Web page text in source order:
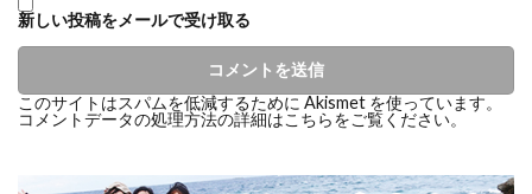
新しい投稿をメールで受け取る
このサイトはスパムを低減するために Akismet を使っています。
コメントデータの処理方法の詳細はこちらをご覧ください。